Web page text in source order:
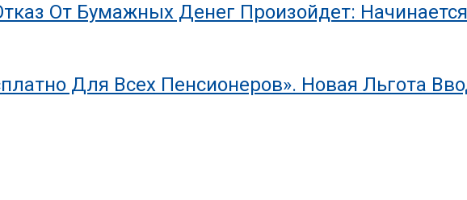
От Бумажных Денег Произойдет:
Для Всех Пенсионеров». Новая Льгота